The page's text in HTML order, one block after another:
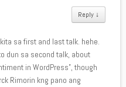
Reply ↓
sa first and last talk. hehe.
dun sa second talk, about
in WordPress”, though
Rimorin kng pano ang